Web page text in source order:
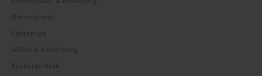
Büromaterial
Fahrzeuge
Möbel & Einrichtung
Küchentechnik